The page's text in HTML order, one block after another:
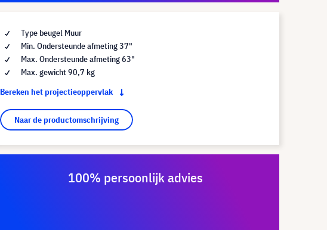
Type beugel Muur
Min. Ondersteunde afmeting 37"
Max. Ondersteunde afmeting 63"
Max. gewicht 90,7 kg
Bereken het projectieoppervlak
Naar de productomschrijving
100% persoonlijk advies